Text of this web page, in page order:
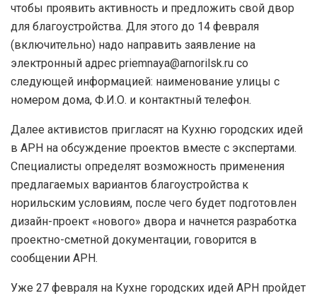
чтобы проявить активность и предложить свой двор
для благоустройства. Для этого до 14 февраля
(включительно) надо направить заявление на
электронный адрес priemnaya@arnorilsk.ru со
следующей информацией: наименование улицы с
номером дома, Ф.И.О. и контактный телефон.
Далее активистов пригласят на Кухню городских идей
в АРН на обсуждение проектов вместе с экспертами.
Специалисты определят возможность применения
предлагаемых вариантов благоустройства к
норильским условиям, после чего будет подготовлен
дизайн-проект «нового» двора и начнется разработка
проектно-сметной документации, говорится в
сообщении АРН.
Уже 27 февраля на Кухне городских идей АРН пройдет